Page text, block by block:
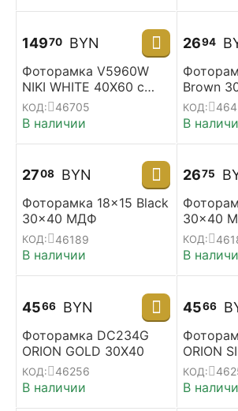
14970 BYN
Фоторамка V5960W
NIKI WHITE 40X60 с
паспарту 30X40
КОД: 46705
В наличии
2694
Brown
КОД:
В
2708 BYN
Фоторамка 18x15 Black
30x40 МДФ
КОД: 46189
В наличии
2675
30x40
КОД:
В
4566 BYN
Фоторамка DC234G
ORION GOLD 30X40
КОД: 46256
В наличии
4566
ORION
КОД:
В